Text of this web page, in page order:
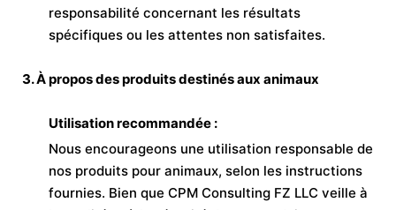
responsabilité concernant les résultats
spécifiques ou les attentes non satisfaites.
3. À propos des produits destinés aux animaux
Utilisation recommandée :
Nous encourageons une utilisation responsable de
nos produits pour animaux, selon les instructions
fournies. Bien que CPM Consulting FZ LLC veille à